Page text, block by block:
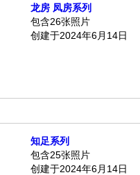
龙房 凤房系列
包含26张照片
创建于2024年6月14日
知足系列
包含25张照片
创建于2024年6月14日